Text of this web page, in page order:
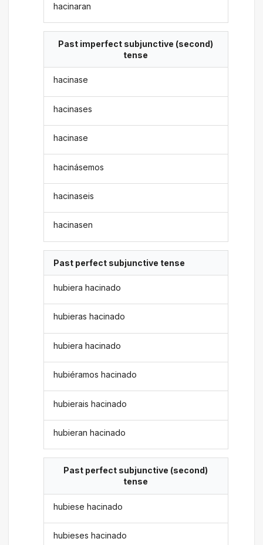
hacinaran
Past imperfect subjunctive (second)
tense
hacinase
hacinases
hacinase
hacinásemos
hacinaseis
hacinasen
Past perfect subjunctive tense
hubiera hacinado
hubieras hacinado
hubiera hacinado
hubiéramos hacinado
hubierais hacinado
hubieran hacinado
Past perfect subjunctive (second)
tense
hubiese hacinado
hubieses hacinado